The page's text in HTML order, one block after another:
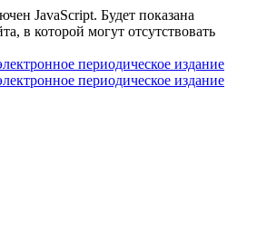
JavaScript. Будет показана
в которой могут отсутствовать